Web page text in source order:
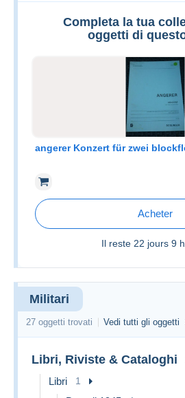
Completa la tua
oggetti di
angerer Konzert für zwei
Acheter
Il reste 22 jours 9
Militari
27 oggetti trovati Vedi tutti gli oggetti
Libri, Riviste & Cataloghi
Libri 1